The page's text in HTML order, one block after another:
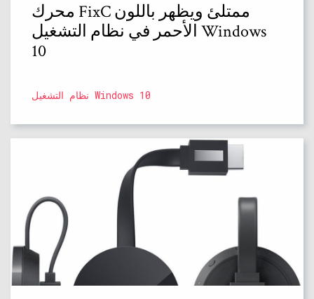
محرك FixC ممتلئ ويظهر باللون
الأحمر في نظام التشغيل Windows
10
نظام التشغيل Windows 10